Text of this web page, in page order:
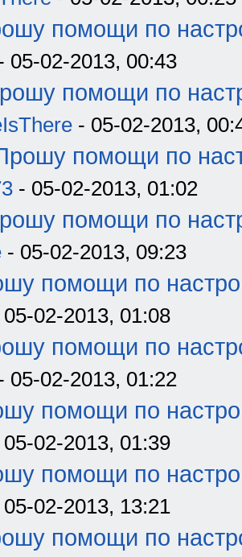
помощи по
05-02-2013, 00:43
помощи по
- 05-02-2013,
помощи по
- 05-02-2013, 01:02
помощи по
- 05-02-2013, 09:23
помощи по
05-02-2013, 01:08
помощи по
05-02-2013, 01:22
помощи по
05-02-2013, 01:39
помощи по
05-02-2013, 13:21
помощи по